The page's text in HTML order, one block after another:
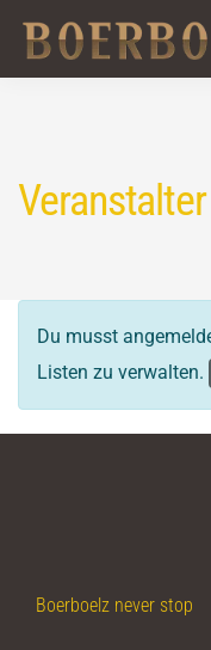
Du musst
Listen zu verwalten.
Boerboelz never stop